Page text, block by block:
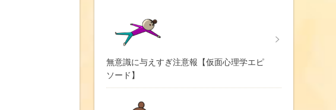
無意識に与えすぎ注意報【仮面心理学エピ
ソード】